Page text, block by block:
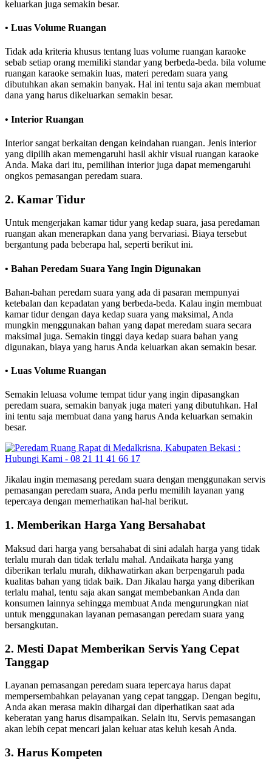
keluarkan juga semakin besar.
• Luas Volume Ruangan
Tidak ada kriteria khusus tentang luas volume ruangan karaoke
sebab setiap orang memiliki standar yang berbeda-beda. bila volume
ruangan karaoke semakin luas, materi peredam suara yang
dibutuhkan akan semakin banyak. Hal ini tentu saja akan membuat
dana yang harus dikeluarkan semakin besar.
• Interior Ruangan
Interior sangat berkaitan dengan keindahan ruangan. Jenis interior
yang dipilih akan memengaruhi hasil akhir visual ruangan karaoke
Anda. Maka dari itu, pemilihan interior juga dapat memengaruhi
ongkos pemasangan peredam suara.
2. Kamar Tidur
Untuk mengerjakan kamar tidur yang kedap suara, jasa peredaman
ruangan akan menerapkan dana yang bervariasi. Biaya tersebut
bergantung pada beberapa hal, seperti berikut ini.
• Bahan Peredam Suara Yang Ingin Digunakan
Bahan-bahan peredam suara yang ada di pasaran mempunyai
ketebalan dan kepadatan yang berbeda-beda. Kalau ingin membuat
kamar tidur dengan daya kedap suara yang maksimal, Anda
mungkin menggunakan bahan yang dapat meredam suara secara
maksimal juga. Semakin tinggi daya kedap suara bahan yang
digunakan, biaya yang harus Anda keluarkan akan semakin besar.
• Luas Volume Ruangan
Semakin leluasa volume tempat tidur yang ingin dipasangkan
peredam suara, semakin banyak juga materi yang dibutuhkan. Hal
ini tentu saja membuat dana yang harus Anda keluarkan semakin
besar.
Jikalau ingin memasang peredam suara dengan menggunakan servis
pemasangan peredam suara, Anda perlu memilih layanan yang
tepercaya dengan memerhatikan hal-hal berikut.
1. Memberikan Harga Yang Bersahabat
Maksud dari harga yang bersahabat di sini adalah harga yang tidak
terlalu murah dan tidak terlalu mahal. Andaikata harga yang
diberikan terlalu murah, dikhawatirkan akan berpengaruh pada
kualitas bahan yang tidak baik. Dan Jikalau harga yang diberikan
terlalu mahal, tentu saja akan sangat membebankan Anda dan
konsumen lainnya sehingga membuat Anda mengurungkan niat
untuk menggunakan layanan pemasangan peredam suara yang
bersangkutan.
2. Mesti Dapat Memberikan Servis Yang Cepat
Tanggap
Layanan pemasangan peredam suara tepercaya harus dapat
mempersembahkan pelayanan yang cepat tanggap. Dengan begitu,
Anda akan merasa makin dihargai dan diperhatikan saat ada
keberatan yang harus disampaikan. Selain itu, Servis pemasangan
akan lebih cepat mencari jalan keluar atas keluh kesah Anda.
3. Harus Kompeten